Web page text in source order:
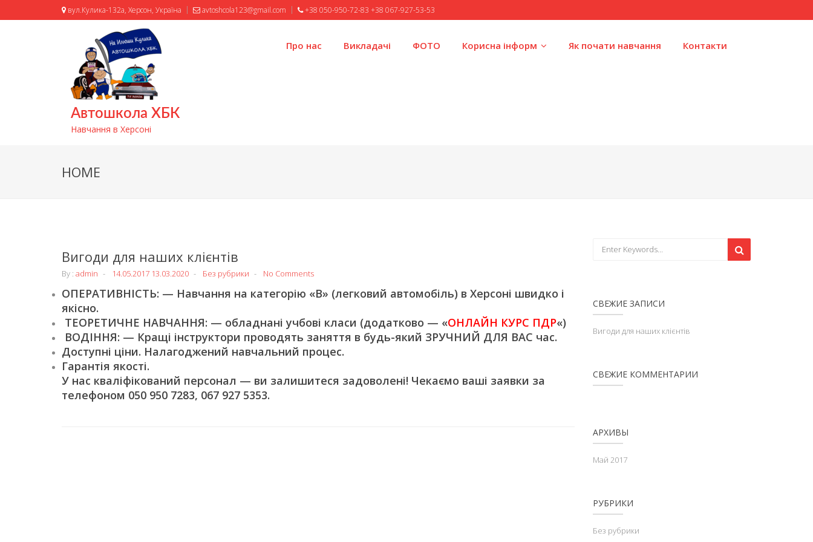
вул.Кулика-132а, Херсон, Україна avtoshcola123@gmail.com +38 050-950-72-83 +38 067-927-53-53
Автошкола ХБК
Навчання в Херсоні
Про нас Викладачі ФОТО Корисна інформ Як почати навчання Контакти
HOME
Вигоди для наших клієнтів
By : admin 14.05.2017 13.03.2020 Без рубрики No Comments
ОПЕРАТИВНІСТЬ: — Навчання на категорію «В» (легковий автомобіль) в Херсоні швидко і
якісно.
ТЕОРЕТИЧНЕ НАВЧАННЯ: — обладнані учбові класи (додатково — «ОНЛАЙН КУРС ПДР«)
ВОДІННЯ: — Кращі інструктори проводять заняття в будь-який ЗРУЧНИЙ ДЛЯ ВАС час.
Доступні ціни. Налагоджений навчальний процес.
Гарантія якості.
У нас кваліфікований персонал — ви залишитеся задоволені! Чекаємо ваші заявки за
телефоном 050 950 7283, 067 927 5353.
СВЕЖИЕ ЗАПИСИ
Вигоди для наших клієнтів
СВЕЖИЕ КОММЕНТАРИИ
АРХИВЫ
Май 2017
РУБРИКИ
Без рубрики